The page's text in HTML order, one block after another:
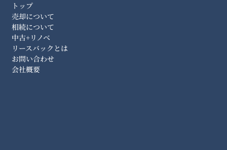
トップ
売却について
相続について
中古+リノベ
リースバックとは
お問い合わせ
会社概要